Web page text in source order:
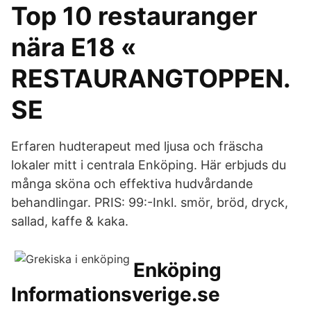
Top 10 restauranger
nära E18 «
RESTAURANGTOPPEN.
SE
Erfaren hudterapeut med ljusa och fräscha
lokaler mitt i centrala Enköping. Här erbjuds du
många sköna och effektiva hudvårdande
behandlingar. PRIS: 99:-Inkl. smör, bröd, dryck,
sallad, kaffe & kaka.
Enköping
Informationsverige.se